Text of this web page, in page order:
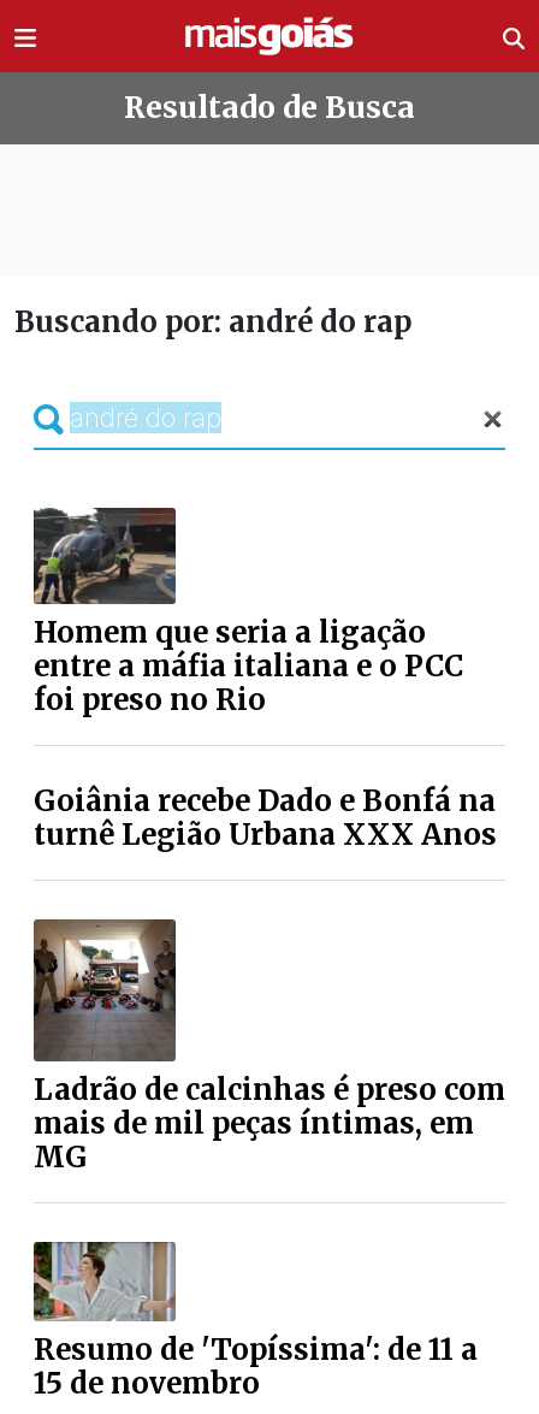
Resultado de Busca
Buscando por: andré do rap
Homem que seria a ligação
entre a máfia italiana e o PCC
foi preso no Rio
Goiânia recebe Dado e Bonfá na
turnê Legião Urbana XXX Anos
Ladrão de calcinhas é preso com
mais de mil peças íntimas, em
MG
Resumo de 'Topíssima': de 11 a
15 de novembro